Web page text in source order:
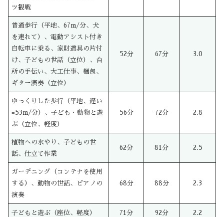
ツ観戦
普通歩行（平地、67m/分、犬
を連れて）、電動アシスト付き
自転車に乗る、家財道具の片付
け、子どもの世話（立位）、台
所の手伝い、大工仕事、梱包、
ギター演奏（立位）
52分 67分 3.0
ゆっくりした歩行（平地、遅い
=53m/分）、子ども・動物と遊
ぶ（立位、軽度）
56分 72分 2.8
植物への水やり、子どもの世
話、仕立て作業
62分 81分 2.5
ガーデニング（コンテナを使用
する）、動物の世話、ピアノの
演奏
68分 88分 2.3
子どもと遊ぶ（座位、軽度） 71分 92分 2.2